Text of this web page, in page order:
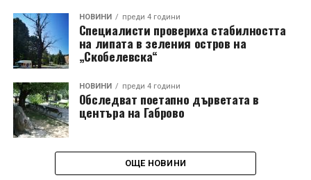
НОВИНИ преди 4 години
Специалисти провериха стабилността
на липата в зеления остров на
„Скобелевска“
НОВИНИ преди 4 години
Обследват поетапно дърветата в
центъра на Габрово
ОЩЕ НОВИНИ